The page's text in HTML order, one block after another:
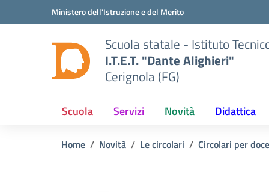
Vai ai contenuti
Vai al menu di navigazioneMinistero dell'Istruzione e del Merito
Scuola statale - Istituto
I.T.E.T. "Dante Alighieri"
Cerignola (FG)
Scuola Servizi Novità Didattica
Home Novità Le circolari Circolari per